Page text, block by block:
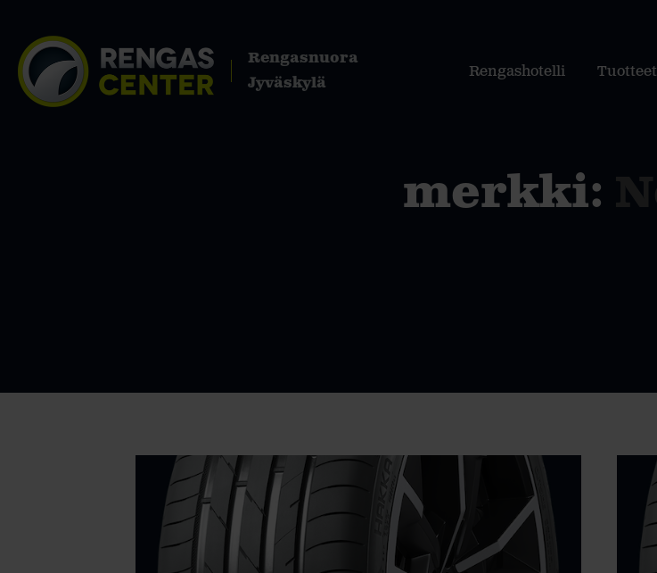
Rengasnuora
Jyväskylä
Rengashotelli Tuotteet
merkki: